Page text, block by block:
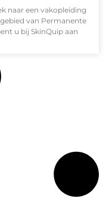
naar een vakopleiding
van Permanente
u bij SkinQuip aan